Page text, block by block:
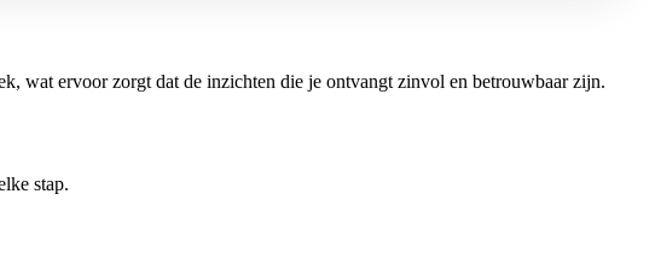
wat ervoor zorgt dat de inzichten die je ontvangt zinvol en betrouwbaar zijn.
stap.